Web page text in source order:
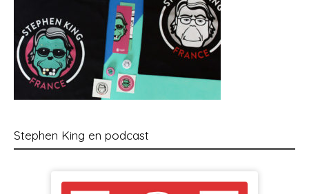
Stephen King en podcast